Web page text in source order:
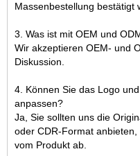
Massenbestellung bestätigt
3. Was ist mit OEM und
Wir akzeptieren OEM- und
Diskussion.
4. Können Sie das Logo
anpassen?
Ja, Sie sollten uns die
oder CDR-Format
vom Produkt ab.